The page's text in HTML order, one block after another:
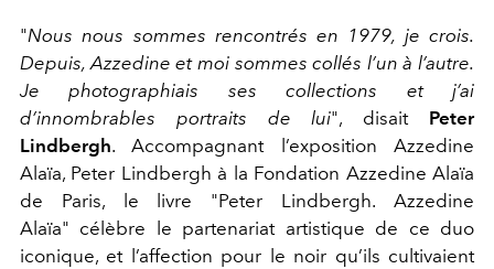
"Nous nous sommes rencontrés en 1979, je crois.
Depuis, Azzedine et moi sommes collés l’un à l’autre.
Je photographiais ses collections et j’ai
d’innombrables portraits de lui", disait Peter
Lindbergh. Accompagnant l’exposition Azzedine
Alaïa, Peter Lindbergh à la Fondation Azzedine Alaïa
de Paris, le livre "Peter Lindbergh. Azzedine
Alaïa" célèbre le partenariat artistique de ce duo
iconique, et l’affection pour le noir qu’ils cultivaient